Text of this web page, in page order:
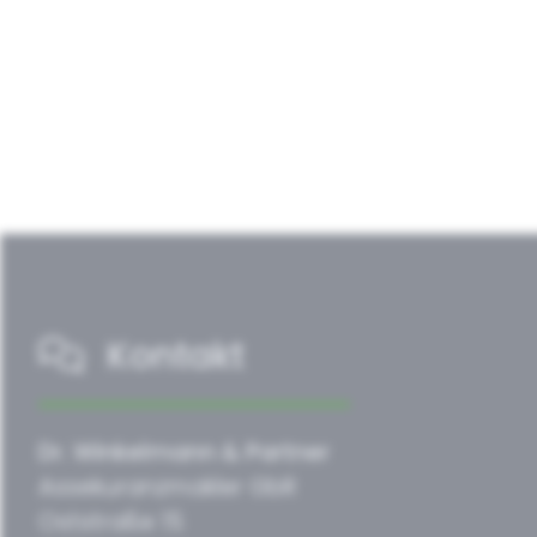
Kontakt
Dr. Winkelmann & Partner
Assekuranzmakler GbR